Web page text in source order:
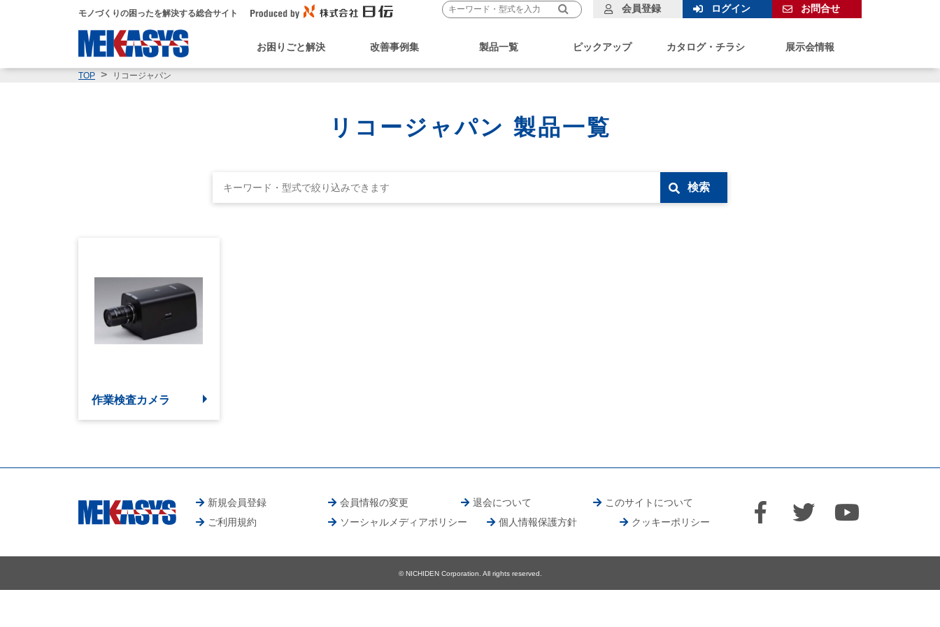
モノづくりの困ったを解決する総合サイト
お困りごと解決 改善事例集 製品一覧 ピックアップ カタログ・チラシ 展示会情報
会員登録 ログイン お問合せ
TOP リコージャパン
リコージャパン 製品一覧
検索
作業検査カメラ
新規会員登録 会員情報の変更 退会について
このサイトについて
ご利用規約
ソーシャルメディアポリシー 個人情報保護方針 クッキーポリシー
© NICHIDEN Corporation. All rights reserved.